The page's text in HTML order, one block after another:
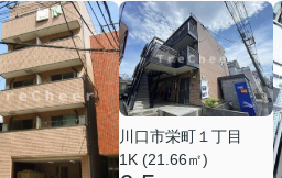
川口市栄町１丁目
1K (21.66㎡)